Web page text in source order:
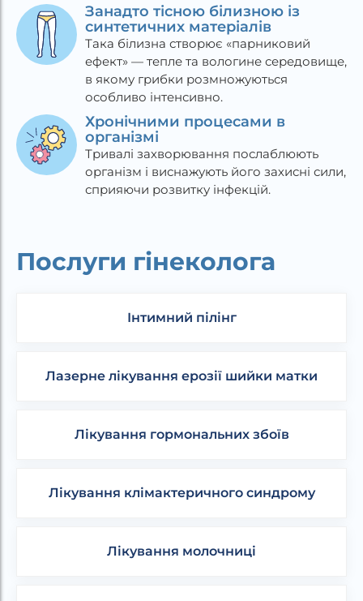
Занадто тісною білизною із
синтетичних матеріалів
Така білизна створює «парниковий
ефект» — тепле та вологине середовище,
в якому грибки розмножуються
особливо інтенсивно.
Хронічними процесами в
організмі
Тривалі захворювання послаблюють
організм і виснажують його захисні сили,
сприяючи розвитку інфекцій.
Послуги гінеколога
Інтимний пілінг
Лазерне лікування ерозії шийки матки
Лікування гормональних збоїв
Лікування клімактеричного синдрому
Лікування молочниці